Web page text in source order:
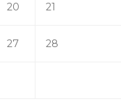
20 21
27 28